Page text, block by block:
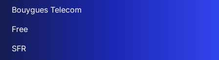
Bouygues Telecom
Free
SFR